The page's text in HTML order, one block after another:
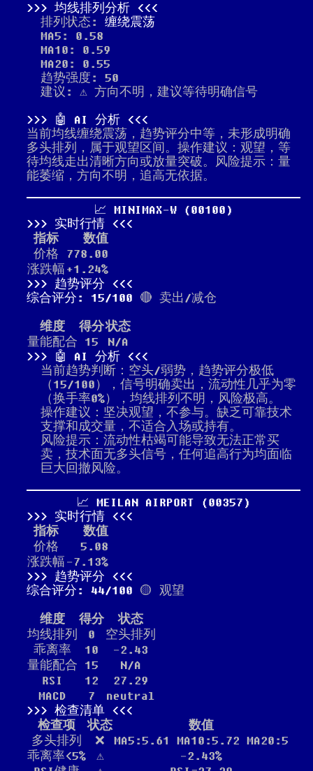
均线排列分析
排列状态: 缠绕震荡
MA5: 0.58
MA10: 0.59
MA20: 0.55
趋势强度: 50
建议: ⚠️ 方向不明，建议等待明确信号
🤖 AI 分析
当前均线缠绕震荡，趋势评分中等，未形成明确
多头排列，属于观望区间。操作建议：观望，等
待均线走出清晰方向或放量突破。风险提示：量
能萎缩，方向不明，追高无依据。
📈 MINIMAX-W (00100)
实时行情
指标
数值
价格
778.00
涨跌幅 +1.24%
趋势评分
综合评分: 15/100 🔴 卖出/减仓
维度 得分状态
量能配合 15
N/A
🤖 AI 分析
当前趋势判断：空头/弱势，趋势评分极低
（15/100），信号明确卖出，流动性几乎为零
（换手率0%），均线排列不明，风险极高。
操作建议：坚决观望，不参与。缺乏可靠技术
支撑和成交量，不适合入场或持有。
风险提示：流动性枯竭可能导致无法正常买
卖，技术面无多头信号，任何追高行为均面临
巨大回撤风险。
📈 MEILAN AIRPORT (00357)
实时行情
指标
数值
价格
5.08
涨跌幅 -7.13%
趋势评分
综合评分: 44/100 🟡 观望
维度 得分
状态
均线排列
0
空头排列
乖离率
10
-2.43
量能配合 15
N/A
RSI
12
27.29
MACD
7
neutral
检查清单
检查项
状态
数值
多头排列
❌
MA5:5.61 MA10:5.72 MA20:5
乖离率<5%
⚠️
-2.43%